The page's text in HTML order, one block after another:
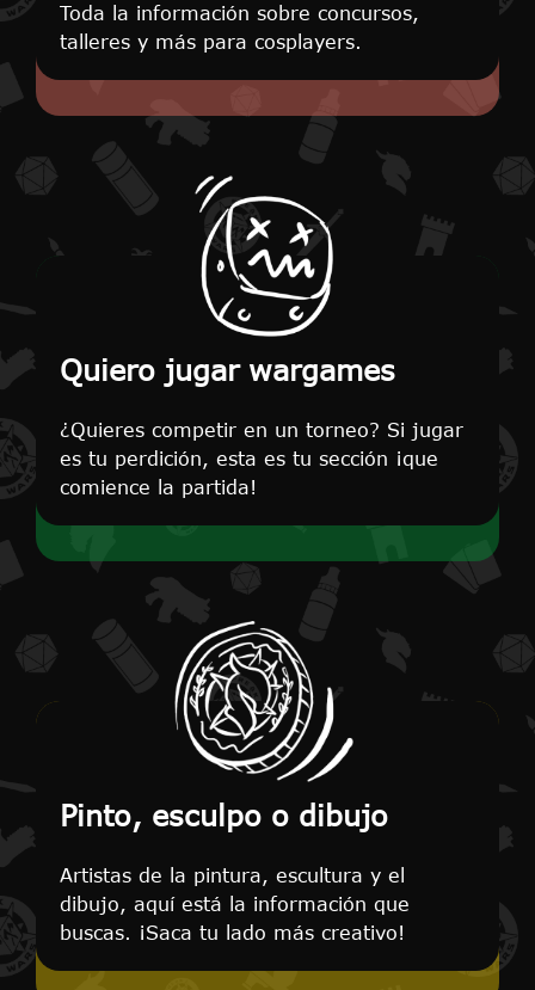
Toda la información sobre concursos,
talleres y más para cosplayers.
Quiero jugar wargames
¿Quieres competir en un torneo? Si jugar
es tu perdición, esta es tu sección ¡que
comience la partida!
Pinto, esculpo o dibujo
Artistas de la pintura, escultura y el
dibujo, aquí está la información que
buscas. ¡Saca tu lado más creativo!